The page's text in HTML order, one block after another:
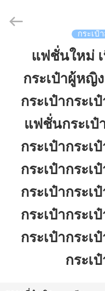
สินค้า
เกี่ยว
ทัวร์
โรงงาน
Limited.
กระเป๋
แฟชั่นใหม่
กระเป๋าผู้หญิ
กระเป๋ากระเ
แฟชั่นกระเป๋
กระเป๋ากระเ
กระเป๋ากระเ
กระเป๋ากระเ
กระเป๋ากระเ
กระเป๋ากระเ
กระเ